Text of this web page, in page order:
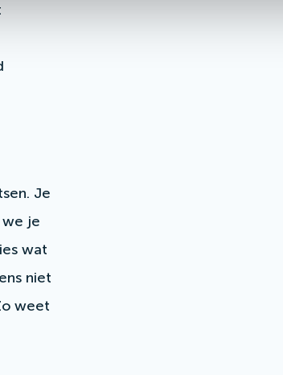
Je
je
wat
niet
weet